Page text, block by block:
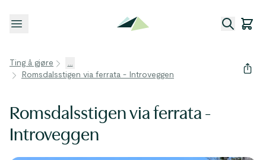
Åpne meny
Ting å gjøre
...
Romsdalsstigen via ferrata - Introveggen
Romsdalsstigen via ferrata -
Introveggen